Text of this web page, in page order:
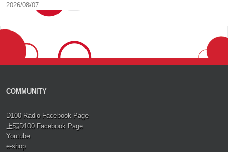
2026/08/07
COMMUNITY
D100 Radio Facebook Page
上環D100 Facebook Page
Youtube
e-shop